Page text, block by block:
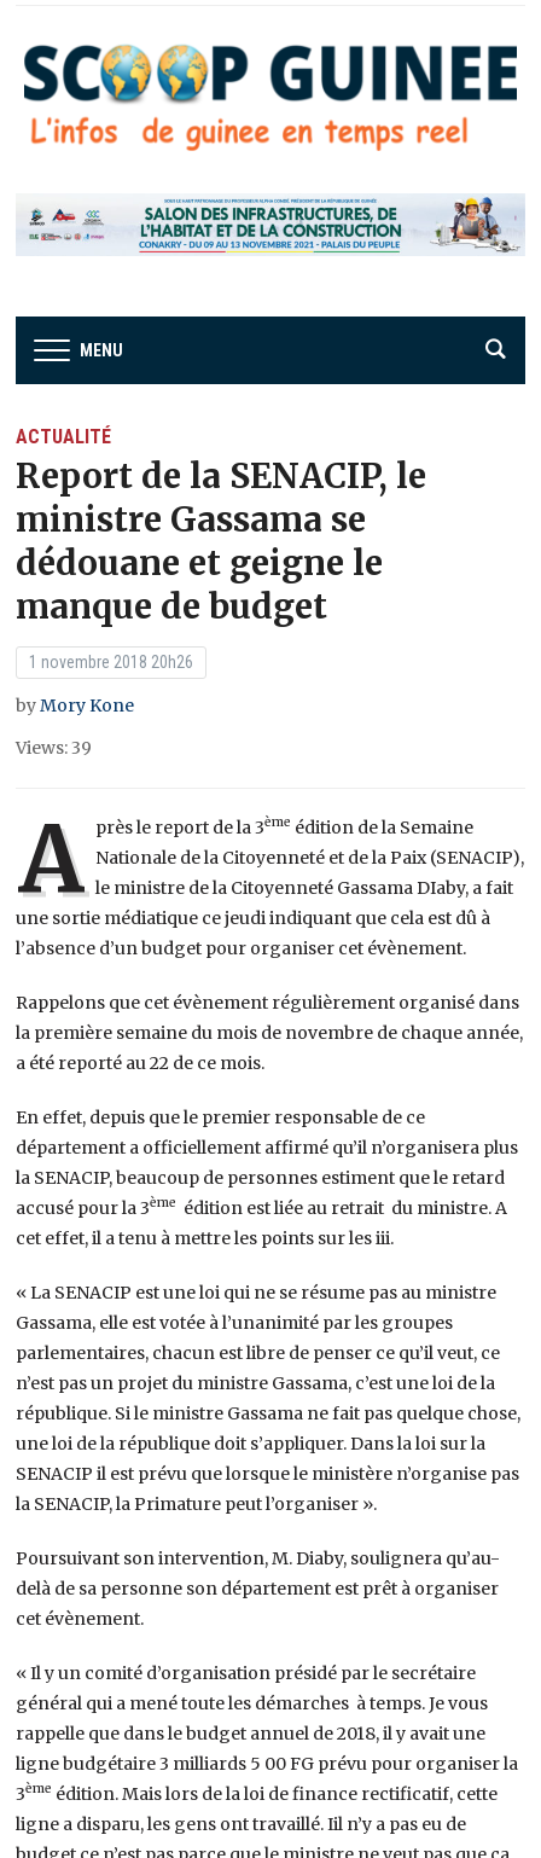
MENU
ACTUALITÉ
Report de la SENACIP, le
ministre Gassama se
dédouane et geigne le
manque de budget
1 novembre 2018 20h26
byMory Kone
Views: 39
A près le report de la 3ème édition de la Semaine
Nationale de la Citoyenneté et de la Paix (SENACIP),
le ministre de la Citoyenneté Gassama DIaby, a fait
une sortie médiatique ce jeudi indiquant que cela est dû à
l’absence d’un budget pour organiser cet évènement.
Rappelons que cet évènement régulièrement organisé dans
la première semaine du mois de novembre de chaque année,
a été reporté au 22 de ce mois.
En effet, depuis que le premier responsable de ce
département a officiellement affirmé qu’il n’organisera plus
la SENACIP, beaucoup de personnes estiment que le retard
accusé pour la 3ème
édition est liée au retrait du ministre. A
cet effet, il a tenu à mettre les points sur les iii.
« La SENACIP est une loi qui ne se résume pas au ministre
Gassama, elle est votée à l’unanimité par les groupes
parlementaires, chacun est libre de penser ce qu’il veut, ce
n’est pas un projet du ministre Gassama, c’est une loi de la
république. Si le ministre Gassama ne fait pas quelque chose,
une loi de la république doit s’appliquer. Dans la loi sur la
SENACIP il est prévu que lorsque le ministère n’organise pas
la SENACIP, la Primature peut l’organiser ».
Poursuivant son intervention, M. Diaby, soulignera qu’au-
delà de sa personne son département est prêt à organiser
cet évènement.
« Il y un comité d’organisation présidé par le secrétaire
général qui a mené toute les démarches à temps. Je vous
rappelle que dans le budget annuel de 2018, il y avait une
ligne budgétaire 3 milliards 5 00 FG prévu pour organiser la
3ème édition. Mais lors de la loi de finance rectificatif, cette
ligne a disparu, les gens ont travaillé. Iil n’y a pas eu de